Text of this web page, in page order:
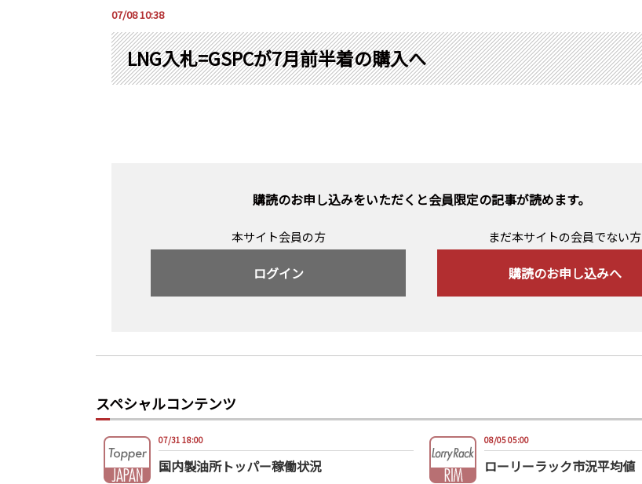
07/08 10:38
LNG入札=GSPCが7月前半着の購入へ
購読のお申し込みをいただくと会員限定の記事が読めます。
本サイト会員の方
ログイン
まだ本サイトの会員でない方
購読のお申し込みへ
スペシャルコンテンツ
07/31 18:00
国内製油所トッパー稼働状況
08/05 05:00
ローリーラック市況平均値